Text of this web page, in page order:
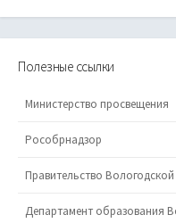
Полезные ссылки
Министерство просвещения
Рособрнадзор
Правительство
Департамент образования